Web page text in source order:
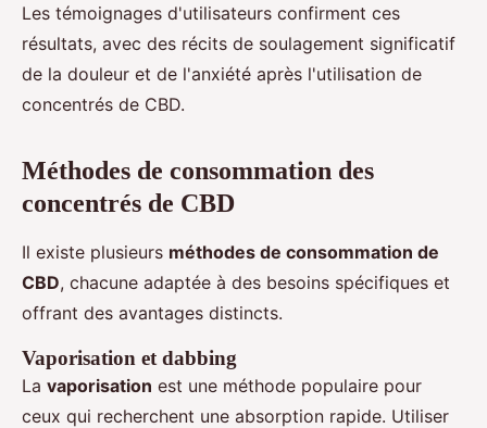
Les témoignages d'utilisateurs confirment ces
résultats, avec des récits de soulagement significatif
de la douleur et de l'anxiété après l'utilisation de
concentrés de CBD.
Méthodes de consommation des
concentrés de CBD
Il existe plusieurs méthodes de consommation de
CBD, chacune adaptée à des besoins spécifiques et
offrant des avantages distincts.
Vaporisation et dabbing
La vaporisation est une méthode populaire pour
ceux qui recherchent une absorption rapide. Utiliser